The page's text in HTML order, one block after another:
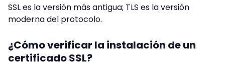
SSL es la versión más antigua; TLS es la versión
moderna del protocolo.
¿Cómo verificar la instalación de un
certificado SSL?